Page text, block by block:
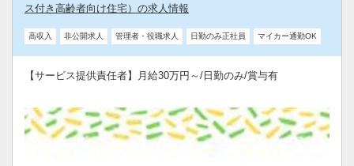
ス付き高齢者向け住宅）の求人情報
高収入 非公開求人 管理者・役職求人 日勤のみ正社員 マイカー通勤OK
【サービス提供責任者】月給30万円～/日勤のみ/賞与有